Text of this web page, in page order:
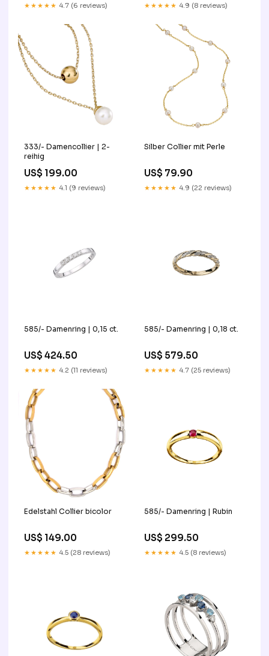
★★★★★ 4.7 (6 reviews) ★★★★★ 4.9 (8 reviews)
333/- Damencollier | 2-
reihig
US$ 199.00
★★★★★ 4.1 (9 reviews)
Silber Collier mit Perle
US$ 79.90
★★★★★ 4.9 (22 reviews)
585/- Damenring | 0,15 ct.
US$ 424.50
★★★★★ 4.2 (11 reviews)
585/- Damenring | 0,18 ct.
US$ 579.50
★★★★★ 4.7 (25 reviews)
Edelstahl Collier bicolor
US$ 149.00
★★★★★ 4.5 (28 reviews)
585/- Damenring | Rubin
US$ 299.50
★★★★★ 4.5 (8 reviews)